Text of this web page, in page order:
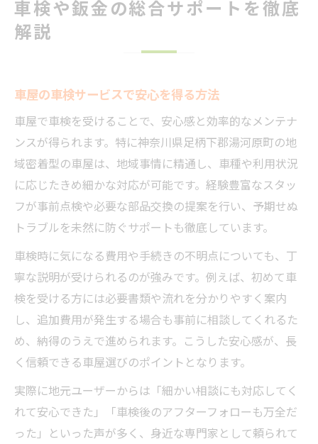
車検や鈑金の総合サポートを徹底
解説
車屋の車検サービスで安心を得る方法
車屋で車検を受けることで、安心感と効率的なメンテナ
ンスが得られます。特に神奈川県足柄下郡湯河原町の地
域密着型の車屋は、地域事情に精通し、車種や利用状況
に応じたきめ細かな対応が可能です。経験豊富なスタッ
フが事前点検や必要な部品交換の提案を行い、予期せぬ
トラブルを未然に防ぐサポートも徹底しています。
車検時に気になる費用や手続きの不明点についても、丁
寧な説明が受けられるのが強みです。例えば、初めて車
検を受ける方には必要書類や流れを分かりやすく案内
し、追加費用が発生する場合も事前に相談してくれるた
め、納得のうえで進められます。こうした安心感が、長
く信頼できる車屋選びのポイントとなります。
実際に地元ユーザーからは「細かい相談にも対応してく
れて安心できた」「車検後のアフターフォローも万全だ
った」といった声が多く、身近な専門家として頼られて